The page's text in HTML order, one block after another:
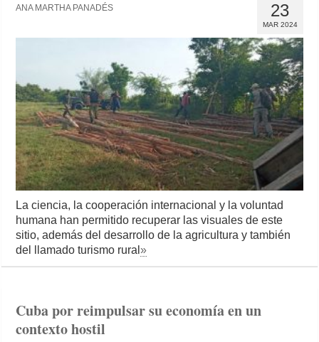
23
MAR 2024
ANA MARTHA PANADÉS
La ciencia, la cooperación internacional y la voluntad
humana han permitido recuperar las visuales de este
sitio, además del desarrollo de la agricultura y también
del llamado turismo rural»
Cuba por reimpulsar su economía en un
contexto hostil